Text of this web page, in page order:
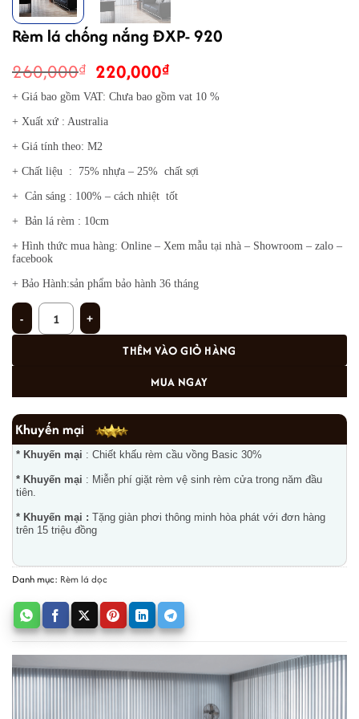
Rèm lá chống nắng ĐXP- 920
260,000₫ Giá
gốc
260,000₫.
220,000₫Giá
hiện
+ Giá bao gồm VAT: Chưa bao gồm vat 10 %
+ Xuất xứ : Australia
+ Giá tính theo: M2
+ Chất liệu : 75% nhựa – 25% chất sợi
+ Cản sáng : 100% – cách nhiệt tốt
+ Bản lá rèm : 10cm
+ Hình thức mua hàng: Online – Xem mẫu tại nhà – Showroom – zalo –
facebook
+ Bảo Hành:sản phẩm bảo hành 36 tháng
Rèm lá chống nắng ĐXP- 920 số lượng
THÊM VÀO GIỎ HÀNG
MUA NGAY
Khuyến mại
* Khuyến mại : Chiết khấu rèm cầu vồng Basic 30%
* Khuyến mại : Miễn phí giặt rèm vệ sinh rèm cửa trong năm đầu
tiên.
* Khuyến mại : Tặng giàn phơi thông minh hòa phát với đơn hàng
trên 15 triệu đồng
Danh mục: Rèm lá dọc